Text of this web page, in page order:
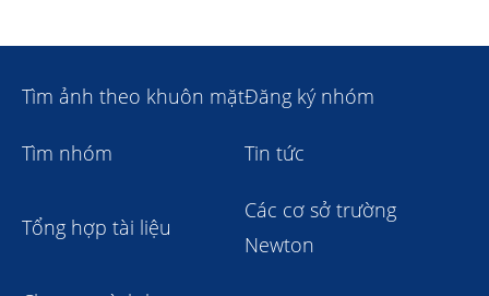
Tìm ảnh theo khuôn mặtĐăng ký nhóm
Tìm nhóm Tin tức
Tổng hợp tài liệu
Các cơ sở trường
Newton